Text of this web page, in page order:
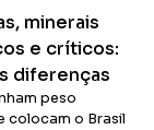
minerais
e críticos:
diferenças
peso
colocam o Brasil